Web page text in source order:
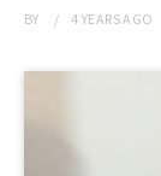
BY 4 YEARSAGO